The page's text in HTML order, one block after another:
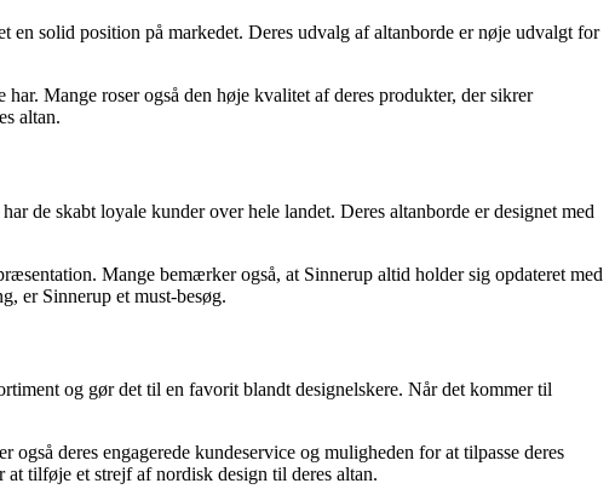
solid position på markedet. Deres udvalg af altanborde er nøje udvalgt for
Mange roser også den høje kvalitet af deres produkter, der sikrer
altan.
de skabt loyale kunder over hele landet. Deres altanborde er designet med
Mange bemærker også, at Sinnerup altid holder sig opdateret med
er Sinnerup et must-besøg.
og gør det til en favorit blandt designelskere. Når det kommer til
deres engagerede kundeservice og muligheden for at tilpasse deres
tilføje et strejf af nordisk design til deres altan.